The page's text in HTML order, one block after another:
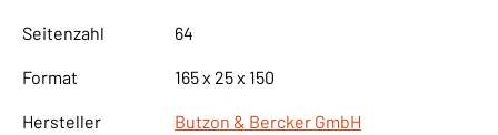
Seitenzahl 64
Format 165 x 25 x 150
Hersteller
Butzon & Bercker GmbH